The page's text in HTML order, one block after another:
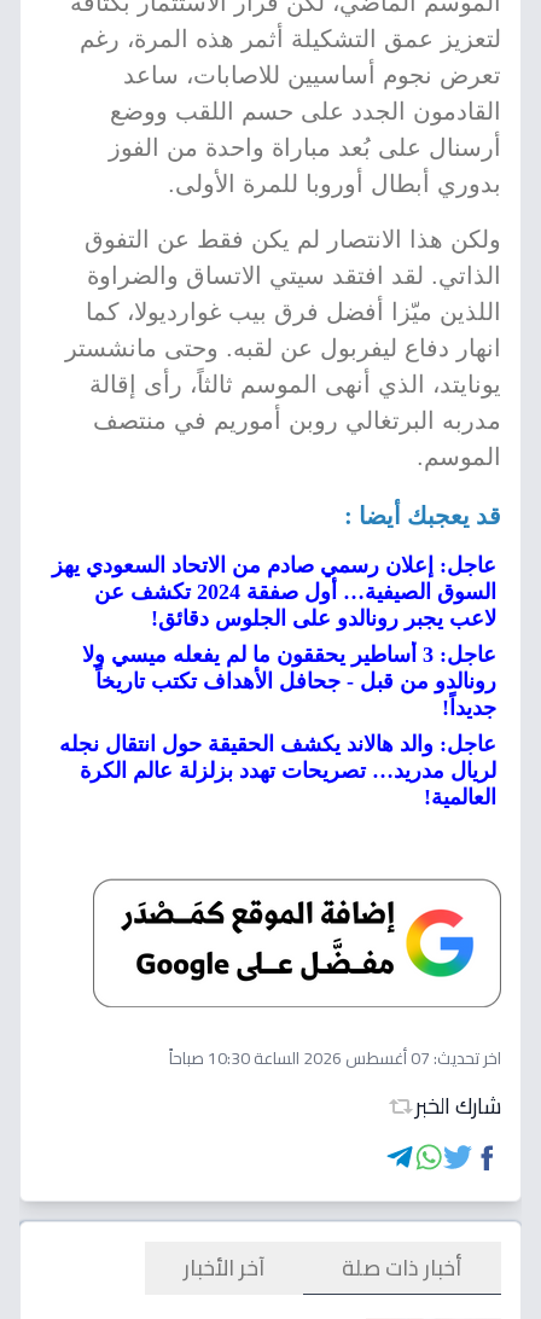
لتعزيز عمق التشكيلة أثمر هذه المرة، رغم
تعرض نجوم أساسيين للاصابات، ساعد
القادمون الجدد على حسم اللقب ووضع
أرسنال على بُعد مباراة واحدة من الفوز
بدوري أبطال أوروبا للمرة الأولى.
ولكن هذا الانتصار لم يكن فقط عن التفوق
الذاتي. لقد افتقد سيتي الاتساق والضراوة
اللذين ميّزا أفضل فرق بيب غوارديولا، كما
انهار دفاع ليفربول عن لقبه. وحتى مانشستر
يونايتد، الذي أنهى الموسم ثالثاً، رأى إقالة
مدربه البرتغالي روبن أموريم في منتصف
الموسم.
قد يعجبك أيضا :
عاجل: إعلان رسمي صادم من الاتحاد السعودي يهز
السوق الصيفية… أول صفقة 2024 تكشف عن
لاعب يجبر رونالدو على الجلوس دقائق!
عاجل: 3 أساطير يحققون ما لم يفعله ميسي ولا
رونالدو من قبل - جحافل الأهداف تكتب تاريخاً
جديداً!
عاجل: والد هالاند يكشف الحقيقة حول انتقال نجله
لريال مدريد… تصريحات تهدد بزلزلة عالم الكرة
العالمية!
اخر تحديث:07 أغسطس 2026 الساعة 10:30 صباحاً
شارك الخبر
أخبار ذات صلة آخر الأخبار